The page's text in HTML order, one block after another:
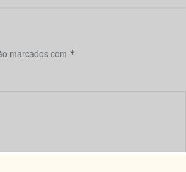
marcados com *